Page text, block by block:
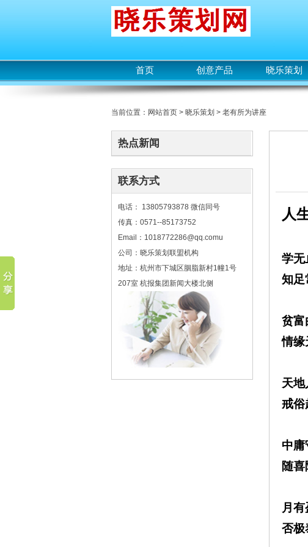
首页 创意产品 晓乐策划
当前位置： 网站首页 > 晓乐策划 > 老有所为讲座
热点新闻
联系方式
电话： 13805793878 微信同号
传真：0571--85173752
Email：1018772286@qq.comu
公司：晓乐策划联盟机构
地址：杭州市下城区胭脂新村1幢1号
207室 杭报集团新闻大楼北侧
人
学无
知足
贫富
情缘
天地
戒俗
中庸
随
月
否极